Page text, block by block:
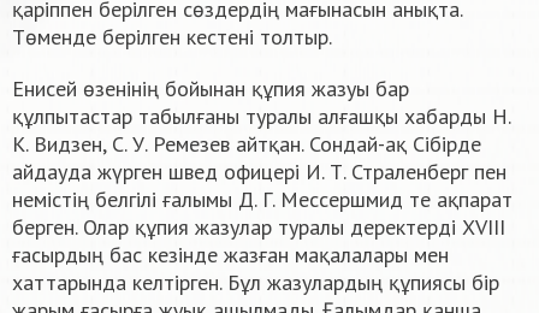
қаріппен берілген сөздердің мағынасын анықта.
Төменде берілген кестені толтыр.
Енисей өзенінің бойынан құпия жазуы бар
құлпытастар табылғаны туралы алғашқы хабарды Н.
К. Видзен, С. У. Ремезев айтқан. Сондай-ақ Сібірде
айдауда жүрген швед офицері И. Т. Страленберг пен
немістің белгілі ғалымы Д. Г. Мессершмид те ақпарат
берген. Олар құпия жазулар туралы деректерді XVIII
ғасырдың бас кезінде жазған мақалалары мен
хаттарында келтірген. Бұл жазулардың құпиясы бір